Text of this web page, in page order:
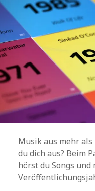
Musik aus mehr
du dich aus? Beim
hörst du Songs und